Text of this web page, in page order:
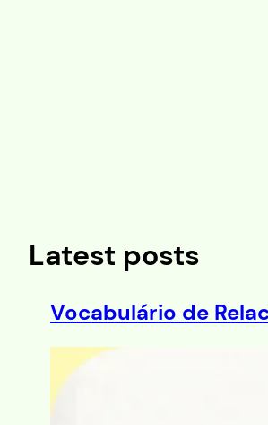
Latest posts
Vocabulário de